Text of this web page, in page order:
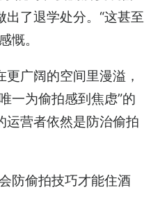
了退学处分。“这甚至
慨。
广阔的空间里漫溢，
一为偷拍感到焦虑”的
营者依然是防治偷拍
防偷拍技巧才能住酒